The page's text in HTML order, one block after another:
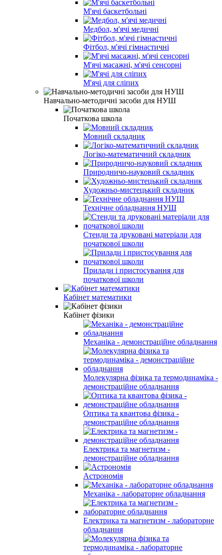
М'ячі баскетбольні
Медбол, м'ячі медичні
Фітбол, м'ячі гімнастичні
М'ячі масажні, м'ячі сенсорні
М'ячі для сліпих
Навчально-методичні засоби для НУШ
Початкова школа
Мовний складник
Логіко-математичний складник
Природничо-науковий складник
Художньо-мистецький складник
Технічне обладнання НУШ
Стенди та друковані матеріали для
початкової школи
Прилади і пристосування для
початкової школи
Кабінет математики
Кабінет фізики
Механіка - демонстраційне обладнання
Молекулярна фізика та термодинаміка -
демонстраційне обладнання
Оптика та квантова фізика -
демонстраційне обладнання
Електрика та магнетизм -
демонстраційне обладнання
Астрономія
Механіка - лабораторне обладнання
Електрика та магнетизм - лабораторне
обладнання